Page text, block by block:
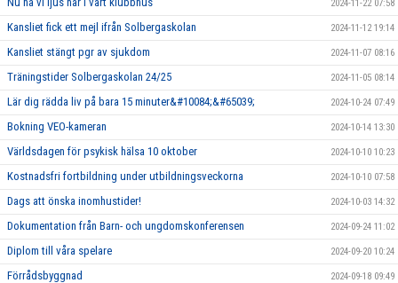
2024-11-22 07:58
Kansliet fick ett mejl ifrån Solbergaskolan 2024-11-12 19:14
Kansliet stängt pgr av sjukdom 2024-11-07 08:16
Träningstider Solbergaskolan 24/25 2024-11-05 08:14
Lär dig rädda liv på bara 15 minuter&#10084;&#65039; 2024-10-24 07:49
Bokning VEO-kameran 2024-10-14 13:30
Världsdagen för psykisk hälsa 10 oktober 2024-10-10 10:23
Kostnadsfri fortbildning under utbildningsveckorna 2024-10-10 07:58
Dags att önska inomhustider! 2024-10-03 14:32
Dokumentation från Barn- och ungdomskonferensen 2024-09-24 11:02
Diplom till våra spelare 2024-09-20 10:24
Förrådsbyggnad 2024-09-18 09:49